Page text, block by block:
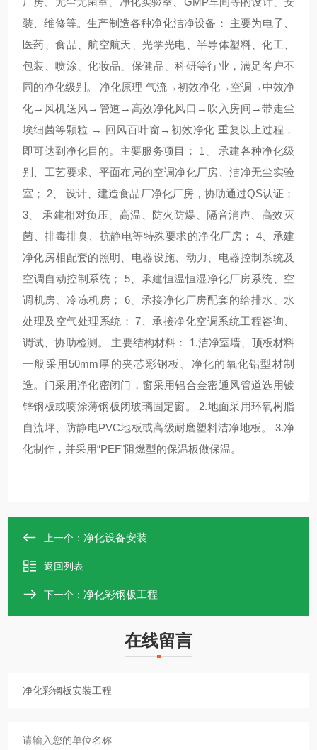
装、维修等。生产制造各种净化洁净设备：
主要为电子、
医药、食品、航空航天、光学光电、半导体塑料、化工、
包装、喷涂、化妆品、保健品、科研等行业，满足客户不
同的净化级别。
净化原理 气流→初效净化→空调→中效净
化→风机送风→管道→高效净化风口→吹入房间→带走尘
埃细菌等颗粒 → 回风百叶窗→初效净化 重复以上过程，
即可达到净化目的。 主要服务项目： 1
承建各种净化级
别、工艺要求、平面布局的空调净化厂房、洁净无尘实验
室；
2 设计、建造食品厂净化厂房，协助通过QS认证；
3
承建相对负压、高温、防火防爆、隔音消声、高效灭
菌、排毒排臭、抗静电等特殊要求的净化厂房；
4、承建
净化房相配套的照明、电器设施、动力、电器控制系统及
空调自动控制系统；
5、承建恒温恒湿净化厂房系统、空
调机房、冷冻机房；
6、承接净化厂房配套的给排水、水
处理及空气处理系统； 7 、承接净化空调系统工程咨询、
调试、协助检测。
主要结构材料： 1.洁净室墙、顶板材料
一般采用 50mm 厚的夹芯彩钢板、净化的氧化铝型材制
造。门采用净化密闭门，窗采用铝合金密通风管道选用镀
锌钢板或喷涂薄钢板闭玻璃固定窗。
2.地面采用环氧树脂
自流坪、防静电PVC地板或高级耐磨塑料洁净地板。 3.净
化制作，并采用“PEF"阻燃型的保温板做保温。
上一个： 净化设备安装
返回列表
下一个： 净化彩钢板工程
在线留言